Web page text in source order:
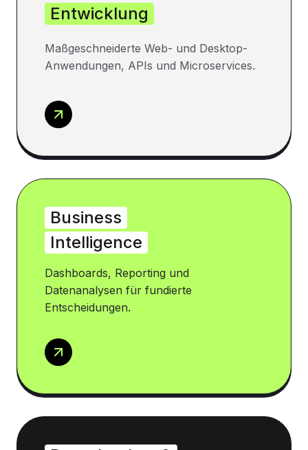
Entwicklung
Maßgeschneiderte Web- und Desktop-
Anwendungen, APIs und Microservices.
Business
Intelligence
Dashboards, Reporting und
Datenanalysen für fundierte
Entscheidungen.